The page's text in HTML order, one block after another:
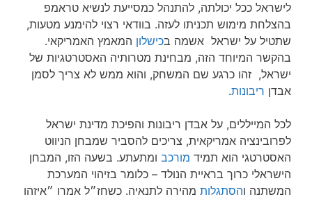
לישראל ככל יכולתה, להתנהל כמסייעת לנשיא טראמפ
בהצלחת מימוש תכניתו לעזה. בוודאי רצוי להימנע מטעות,
שתטיל על ישראל אשמה בכישלון המאמץ האמריקאי.
בהקשר המיוחד הזה, מבחינת מטרותיה האסטרטגיות של
ישראל, זהו כרגע שם המשחק, והוא ממש לא צריך לסמן
אבדן ריבונות.
לכל המייללים, על אבדן ריבונות והפיכת מדינת ישראל
לפרובינציה אמריקאית, צריכים להסביר שמבחן הניווט
האסטרטגי הוא תמיד מורכב ומתעתע. בשעה הזו, המבחן
הישראלי כרוך בראיית הנולד – כלומר בזיהוי המערכת
המשתנה והסתגלות מהירה לתנאיה. כשחז״ל אמרו ״איזהו